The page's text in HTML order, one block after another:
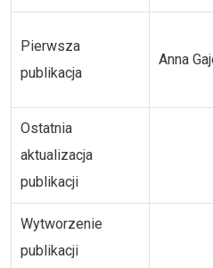
Pierwsza
publikacja
Anna
Ostatnia
aktualizacja
publikacji
Wytworzenie
publikacji